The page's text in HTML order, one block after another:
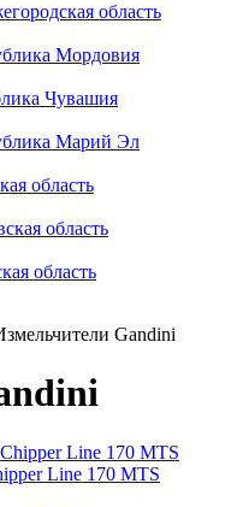
область
Мордовия
Чувашия
Марий Эл
область
область
область
Gandini
Line 170 MTS